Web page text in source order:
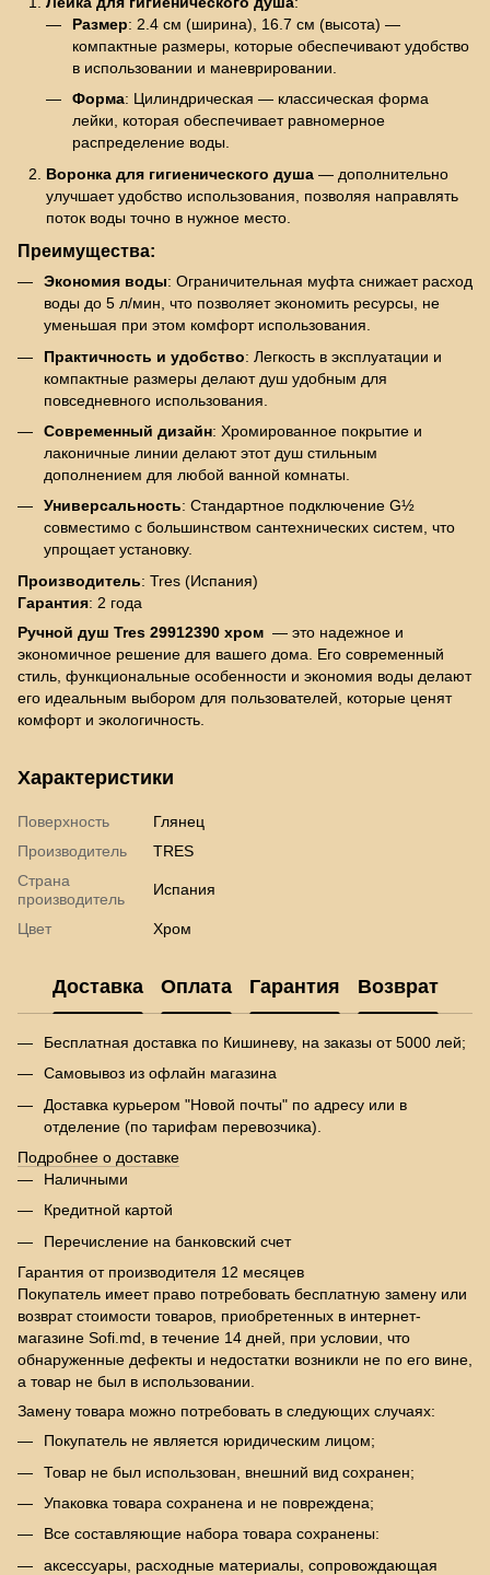
Размер: 2.4 см (ширина), 16.7 см (высота) —
компактные размеры, которые обеспечивают удобство
в использовании и маневрировании.
Форма: Цилиндрическая — классическая форма
лейки, которая обеспечивает равномерное
распределение воды.
Воронка для гигиенического душа — дополнительно
улучшает удобство использования, позволяя направлять
поток воды точно в нужное место.
Преимущества:
Экономия воды: Ограничительная муфта снижает расход
воды до 5 л/мин, что позволяет экономить ресурсы, не
уменьшая при этом комфорт использования.
Практичность и удобство: Легкость в эксплуатации и
компактные размеры делают душ удобным для
повседневного использования.
Современный дизайн: Хромированное покрытие и
лаконичные линии делают этот душ стильным
дополнением для любой ванной комнаты.
Универсальность: Стандартное подключение G½
совместимо с большинством сантехнических систем, что
упрощает установку.
Производитель: Tres (Испания)
Гарантия: 2 года
Ручной душ Tres 29912390 хром — это надежное и
экономичное решение для вашего дома. Его современный
стиль, функциональные особенности и экономия воды делают
его идеальным выбором для пользователей, которые ценят
комфорт и экологичность.
Характеристики
Поверхность
Глянец
Производитель
TRES
Страна
производитель
Испания
Цвет Хром
Доставка Оплата Гарантия Возврат
Бесплатная доставка по Кишиневу, на заказы от 5000 лей;
Самовывоз из офлайн магазина
Доставка курьером "Новой почты" по адресу или в
отделение (по тарифам перевозчика).
Подробнее о доставке
Наличными
Кредитной картой
Перечисление на банковский счет
Гарантия от производителя 12 месяцев
Покупатель имеет право потребовать бесплатную замену или
возврат стоимости товаров, приобретенных в интернет-
магазине Sofi.md, в течение 14 дней, при условии, что
обнаруженные дефекты и недостатки возникли не по его вине,
а товар не был в использовании.
Замену товара можно потребовать в следующих случаях:
Покупатель не является юридическим лицом;
Товар не был использован, внешний вид сохранен;
Упаковка товара сохранена и не повреждена;
Все составляющие набора товара сохранены:
аксессуары, расходные материалы, сопровождающая